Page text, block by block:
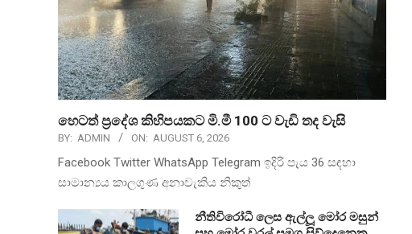
හෙටත් ප්‍රදේශ කිහිපයකට මි.මී 100 ට වැඩි තද වැසි
BY: ADMIN ON: AUGUST 6, 2026
Facebook Twitter WhatsApp Telegram ඉදිරි පැය 36 සඳහා
සාමාන්‍යය කාලගුණ අනාවැකිය නිකුත්
නීතිවිරෝධී ලෙස ඇල්ලූ මෝර මසුන්